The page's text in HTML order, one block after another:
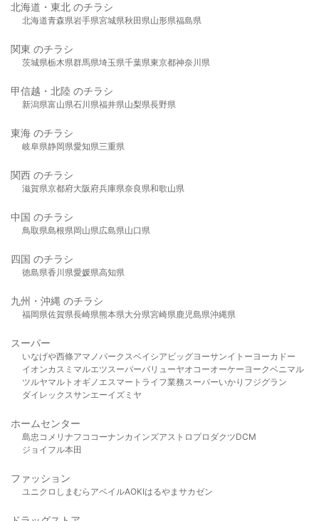
北海道・東北 のチラシ
北海道青森県岩手県宮城県秋田県山形県福島県
関東 のチラシ
茨城県栃木県群馬県埼玉県千葉県東京都神奈川県
甲信越・北陸 のチラシ
新潟県富山県石川県福井県山梨県長野県
東海 のチラシ
岐阜県静岡県愛知県三重県
関西 のチラシ
滋賀県京都府大阪府兵庫県奈良県和歌山県
中国 のチラシ
鳥取県島根県岡山県広島県山口県
四国 のチラシ
徳島県香川県愛媛県高知県
九州・沖縄 のチラシ
福岡県佐賀県長崎県熊本県大分県宮崎県鹿児島県沖縄県
スーパー
いなげや西條アマノパークスベイシア ビッグヨーサンイトーヨーカドー
イオンカスミ マルエツスーパーバリューヤオコーオーケー ヨークベニマル
ツルヤマルト オギノ エスマート ライフ業務スーパーいかり フジグラン
ダイレックスサンエーイズミヤ
ホームセンター
島忠 コメリ ナフコ コーナンカインズアストロプロダクツDCM
ジョイフル本田
ファッション
ユニクロ しまむら アベイルAOKIはるやま サカゼン